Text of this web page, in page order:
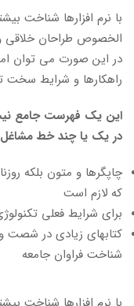
با نرم افزارها شناخت
الخصوص طراحان خلاقی
در این صورت می توان
راهکارها و شرایط سخت
این یک فهرست جامع
در یک یا چند خط مشاغل
چاپگرها و متون بلکه
که لازم است
برای شرایط فعلی
کتابهای زیادی در شصت
شناخت فراوان جامعه